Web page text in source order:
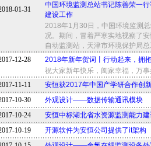
01-31
中国环境监测总站书记陈善荣一
建设工作
2018年1月30日，中国环境监测
况。期间，冒着严寒实地视察了
自动监测站，天津市环境保护局
12-28 2018年新年贺词丨行动起来，拥
祝大家新年快乐，阖家幸福，万事
11-11 安恒获2017年中国产学研合作创
10-30 外观设计——数据传输通讯模块
10-24 安恒中标湖北省水资源监测能力
10-19 开源软件为安恒公司提供了it架构